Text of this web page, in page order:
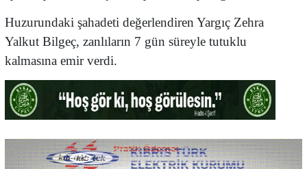
Huzurundaki şahadeti değerlendiren Yargıç Zehra
Yalkut Bilgeç, zanlıların 7 gün süreyle tutuklu
kalmasına emir verdi.